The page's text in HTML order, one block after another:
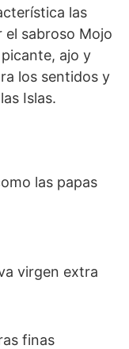
las
sabroso Mojo
ajo y
los sentidos y
Islas.
las papas
virgen extra
finas